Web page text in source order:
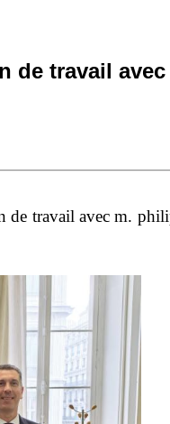
de travail
travail avec m.